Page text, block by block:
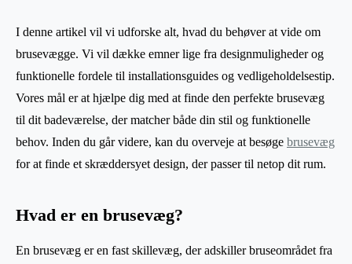
I denne artikel vil vi udforske alt, hvad du behøver at vide om
brusevægge. Vi vil dække emner lige fra designmuligheder og
funktionelle fordele til installationsguides og vedligeholdelsestip.
Vores mål er at hjælpe dig med at finde den perfekte brusevæg
til dit badeværelse, der matcher både din stil og funktionelle
behov. Inden du går videre, kan du overveje at besøge brusevæg
for at finde et skræddersyet design, der passer til netop dit rum.
Hvad er en brusevæg?
En brusevæg er en fast skillevæg, der adskiller bruseområdet fra